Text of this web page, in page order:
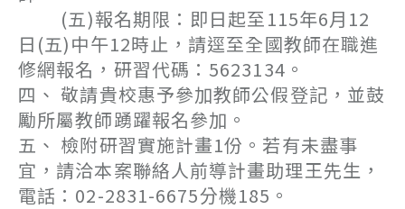
(五)報名期限：即日起至115年6月12
日(五)中午12時止，請逕至全國教師在職進
修網報名，研習代碼：5623134。
四、 敬請貴校惠予參加教師公假登記，並鼓
勵所屬教師踴躍報名參加。
五、 檢附研習實施計畫1份。若有未盡事
宜，請洽本案聯絡人前導計畫助理王先生，
電話：02-2831-6675分機185。